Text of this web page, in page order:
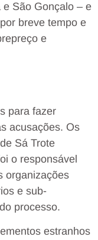
São Gonçalo – e
breve tempo e
e
para fazer
acusações. Os
Sá Trote
o responsável
organizações
e sub-
processo.
estranhos